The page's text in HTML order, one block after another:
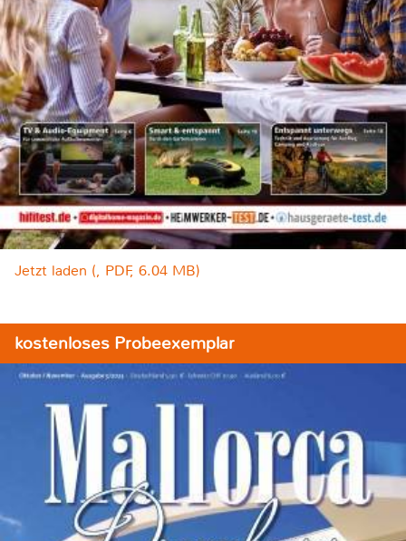
Jetzt laden (, PDF, 6.04 MB)
kostenloses Probeexemplar